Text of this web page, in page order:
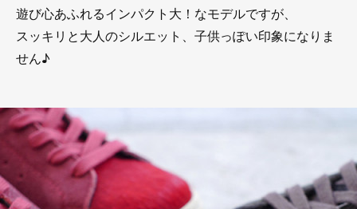
遊び心あふれるインパクト大！なモデルですが、
スッキリと大人のシルエット、子供っぽい印象になりま
せん♪